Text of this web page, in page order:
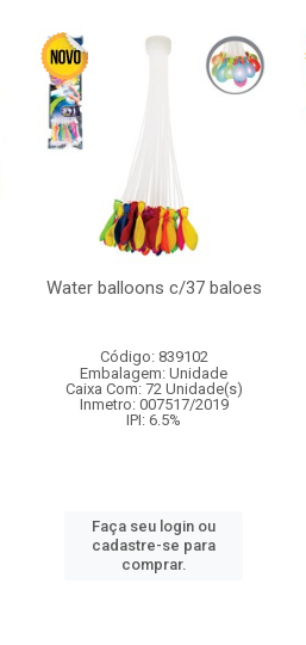
Water balloons c/37 baloes
Código: 839102
Embalagem: Unidade
Caixa Com: 72 Unidade(s)
Inmetro: 007517/2019
IPI: 6.5%
Faça seu login ou
cadastre-se para
comprar.